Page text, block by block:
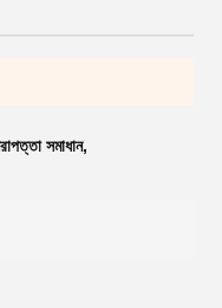
সমাধান,